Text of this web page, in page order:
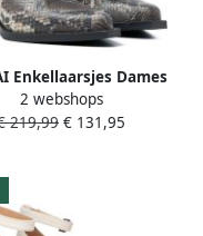
Enkellaarsjes Dames
Cassidy Maat: 38
Leer Kleur: Bruin
2 webshops
219,99 € 131,95